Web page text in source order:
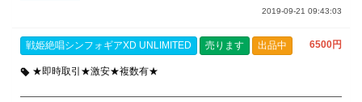
2019-09-21 09:43:03
戦姫絶唱シンフォギアXD UNLIMITED 売ります 出品中 6500円
★即時取引★激安★複数有★